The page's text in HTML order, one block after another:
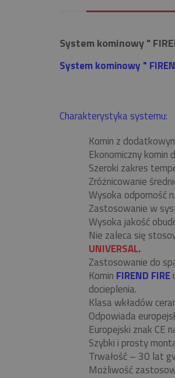
System kominowy "
System kominowy "
Charakterystyka systemu:
Komin z
Ekonomiczny
Szeroki zakres
Zróżnicowanie
Wysoka odporność
Zastosowanie w
Wysoka jakość
Nie zaleca się
UNIVERSAL.
Zastosowanie do
Komin FIREND FIRE
docieplenia.
Klasa wkładów
Odpowiada
Europejski znak CE
Szybki i prosty
Trwałość – 30 lat
Możliwość